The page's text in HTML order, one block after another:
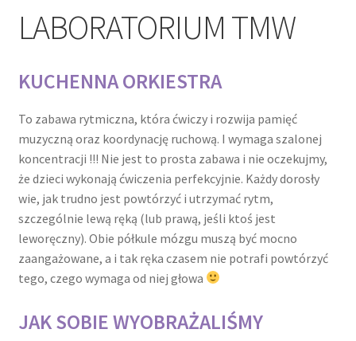
Moje konto
Kontakt
Repertuar
LABORATORIUM TMW
KUCHENNA ORKIESTRA
To zabawa rytmiczna, która ćwiczy i rozwija pamięć
muzyczną oraz koordynację ruchową. I wymaga szalonej
koncentracji !!! Nie jest to prosta zabawa i nie oczekujmy,
że dzieci wykonają ćwiczenia perfekcyjnie. Każdy dorosły
wie, jak trudno jest powtórzyć i utrzymać rytm,
szczególnie lewą ręką (lub prawą, jeśli ktoś jest
leworęczny). Obie półkule mózgu muszą być mocno
zaangażowane, a i tak ręka czasem nie potrafi powtórzyć
tego, czego wymaga od niej głowa
JAK SOBIE WYOBRAŻALIŚMY